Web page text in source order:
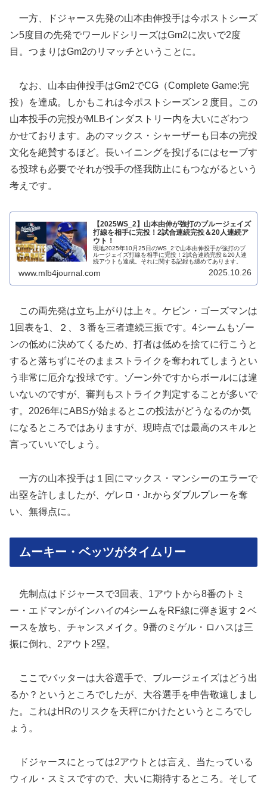
一方、ドジャース先発の山本由伸投手は今ポストシーズ
ン5度目の先発でワールドシリーズはGm2に次いで2度
目。つまりはGm2のリマッチということに。
なお、山本由伸投手はGm2でCG（Complete Game:完
投）を達成。しかもこれは今ポストシーズン２度目。この
山本投手の完投がMLBインダストリー内を大いにざわつ
かせております。あのマックス・シャーザーも日本の完投
文化を絶賛するほど。長いイニングを投げるにはセーブす
る投球も必要でそれが投手の怪我防止にもつながるという
考えです。
【2025WS_2】山本由伸が強打のブルージェイズ
打線を相手に完投！2試合連続完投＆20人連続ア
ウト！
現地2025年10月25日のWS_2で山本由伸投手が強打のブ
ルージェイズ打線を相手に完投！2試合連続完投＆20人連
続アウトも達成。それに関する記録も纏めてあります。
www.mlb4journal.com 2025.10.26
この両先発は立ち上がりは上々。ケビン・ゴーズマンは
1回表を1、２、３番を三者連続三振です。4シームもゾー
ンの低めに決めてくるため、打者は低めを捨てに行こうと
すると落ちずにそのままストライクを奪われてしまうとい
う非常に厄介な投球です。ゾーン外ですからボールには違
いないのですが、審判もストライク判定することが多いで
す。2026年にABSが始まるとこの投法がどうなるのか気
になるところではありますが、現時点では最高のスキルと
言っていいでしょう。
一方の山本投手は１回にマックス・マンシーのエラーで
出塁を許しましたが、ゲレロ・Jr.からダブルプレーを奪
い、無得点に。
ムーキー・ベッツがタイムリー
先制点はドジャースで3回表、1アウトから8番のトミ
ー・エドマンがインハイの4シームをRF線に弾き返す２ベ
ースを放ち、チャンスメイク。9番のミゲル・ロハスは三
振に倒れ、2アウト2塁。
ここでバッターは大谷選手で、ブルージェイズはどう出
るか？というところでしたが、大谷選手を申告敬遠しまし
た。これはHRのリスクを天秤にかけたというところでし
ょう。
ドジャースにとっては2アウトとは言え、当たっている
ウィル・スミスですので、大いに期待するところ。そして